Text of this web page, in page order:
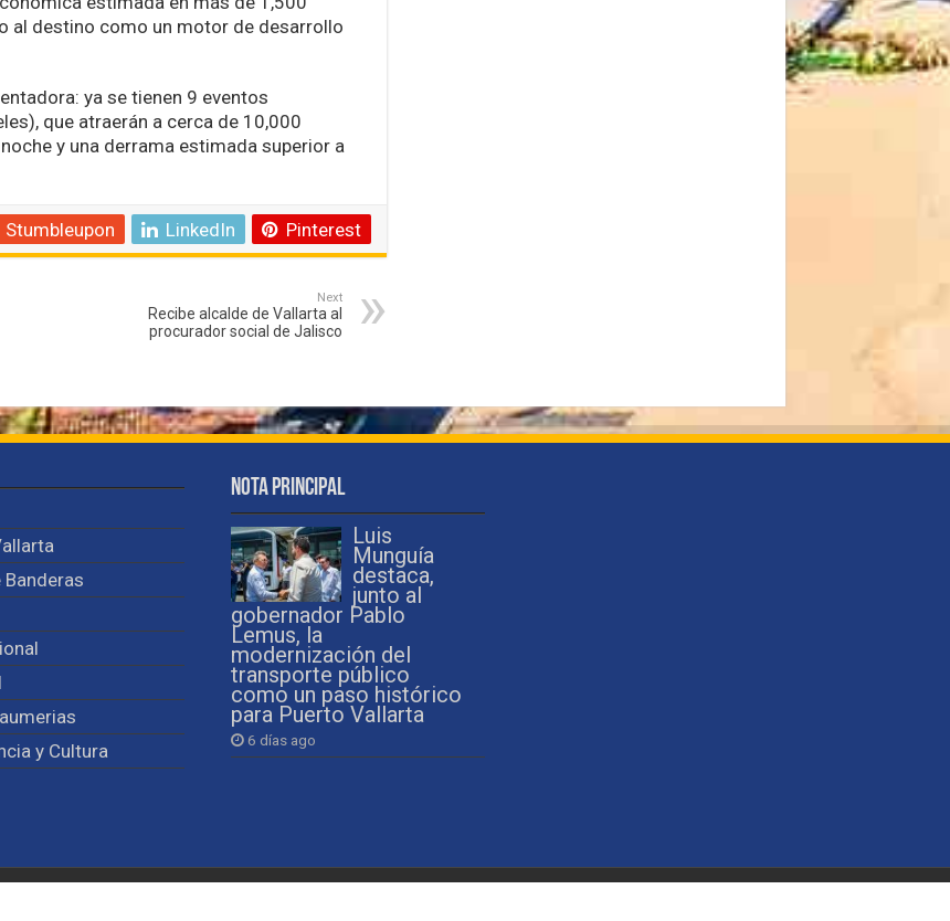
al destino como un motor de desarrollo
ya se tienen 9 eventos
que atraerán a cerca de 10,000
y una derrama estimada superior a
Stumbleupon LinkedIn Pinterest
Next
Recibe alcalde de Vallarta al
procurador social de Jalisco
Banderas
y Cultura
Nota Principal
Luis
Munguía
destaca,
junto al
gobernador Pablo
Lemus, la
modernización del
transporte público
como un paso histórico
para Puerto Vallarta
6 días ago